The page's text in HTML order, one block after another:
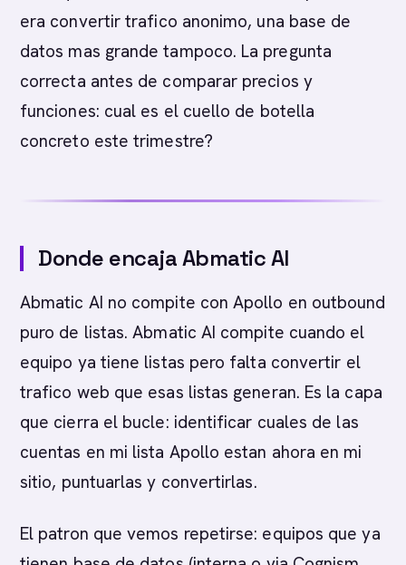
era convertir trafico anonimo, una base de
datos mas grande tampoco. La pregunta
correcta antes de comparar precios y
funciones: cual es el cuello de botella
concreto este trimestre?
Donde encaja Abmatic AI
Abmatic AI no compite con Apollo en outbound
puro de listas. Abmatic AI compite cuando el
equipo ya tiene listas pero falta convertir el
trafico web que esas listas generan. Es la capa
que cierra el bucle: identificar cuales de las
cuentas en mi lista Apollo estan ahora en mi
sitio, puntuarlas y convertirlas.
El patron que vemos repetirse: equipos que ya